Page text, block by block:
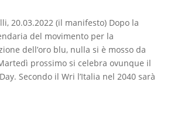
20.03.2022 (il manifesto) Dopo la
del movimento per la
dell’oro blu, nulla si è mosso da
prossimo si celebra ovunque il
Secondo il Wri l’Italia nel 2040 sarà